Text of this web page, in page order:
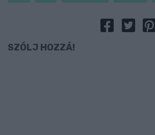
SZÓLJ HOZZÁ!